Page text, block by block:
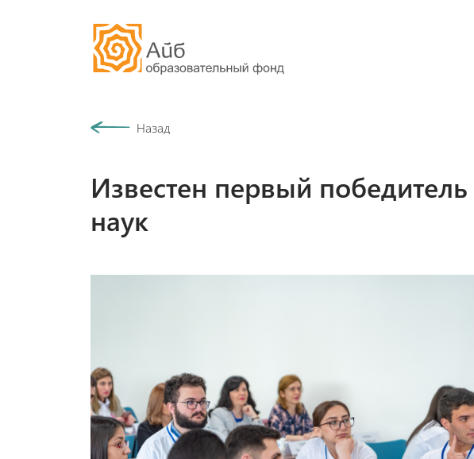
Наша история
Сообщество
Назад
Известен первый
наук